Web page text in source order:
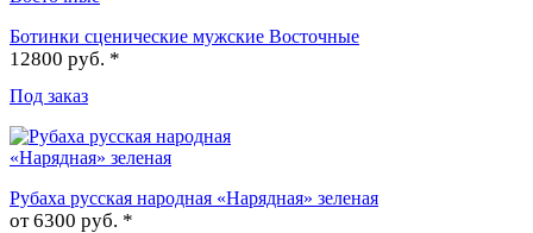
Ботинки сценические мужские Восточные
12800 руб. *
Под заказ
Рубаха русская народная «Нарядная» зеленая
от6300 руб. *